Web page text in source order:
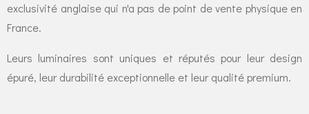
exclusivité anglaise qui n'a pas de point de vente physique en
France.
Leurs luminaires sont uniques et réputés pour leur design
épuré, leur durabilité exceptionnelle et leur qualité premium.